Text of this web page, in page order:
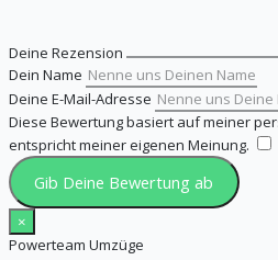
Deine Rezension
Dein Name
Deine E-Mail-Adresse
Diese Bewertung basiert auf meiner
entspricht meiner eigenen Meinung.
Gib Deine Bewertung ab
×
Powerteam Umzüge